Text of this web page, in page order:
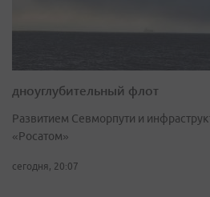
дноуглубительный флот
Развитием Севморпути и
«Росатом»
сегодня, 20:07